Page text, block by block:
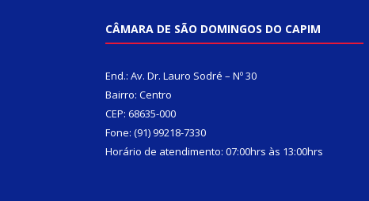
CÂMARA DE SÃO DOMINGOS DO CAPIM
End.: Av. Dr. Lauro Sodré – Nº 30
Bairro: Centro
CEP: 68635-000
Fone: (91) 99218-7330
Horário de atendimento: 07:00hrs às 13:00hrs